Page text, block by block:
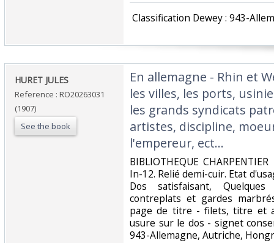
Classification Dewey : 943-
‎HURET JULES‎
Reference : RO20263031
(1907)
See the book
‎En allemagne - Rhin et
les villes, les ports,
les grands syndicats
artistes, discipline,
l'empereur, ect...‎
‎BIBLIOTHEQUE
In-12. Relié demi-cuir. Etat
Dos satisfaisant,
contreplats et gardes
page de titre - filets, titre et
usure sur le dos - signet
943-Allemagne, Autriche,